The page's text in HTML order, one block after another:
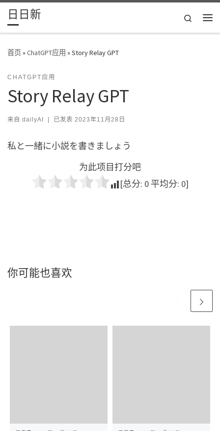
Skip to content
日日新
Search
首页»ChatGPT应用 »Story Relay GPT
CHATGPT应用
Story Relay GPT
来自 dailyAI | 已发表 2023年11月28日
私と一緒に小説を書きましょう
为此项目打分吧
[总分: 0 平均分: 0]
你可能也喜欢